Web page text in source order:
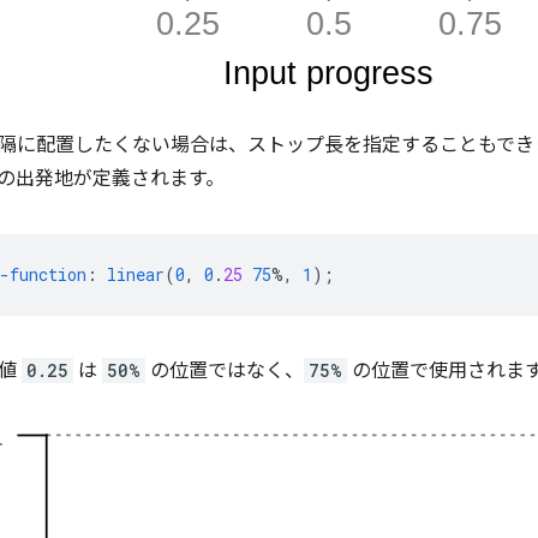
に配置したくない場合は、ストップ長を指定することもで
出発地が定義されます。
function : linear(0, 0 . 25 75%, 1 );
0.25 は 50% の位置ではなく、 75% の位置で使用されま